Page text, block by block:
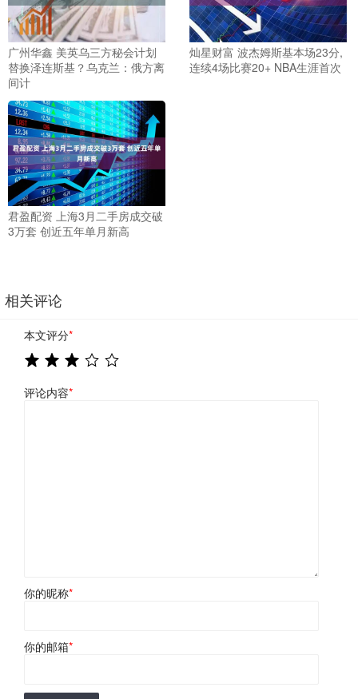
广州华鑫 美英乌三方秘会计划
替换泽连斯基？乌克兰：俄方离
间计
灿星财富 波杰姆斯基本场23分,
连续4场比赛20+ NBA生涯首次
君盈配资 上海3月二手房成交破
3万套 创近五年单月新高
相关评论
本文评分*
评论内容*
你的昵称*
你的邮箱*